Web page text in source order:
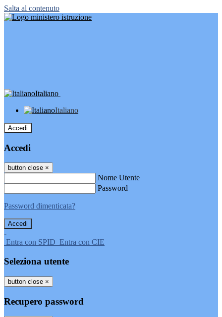
Salta al contenuto
Italiano
Italiano
Accedi
Accedi
button close ×
Nome Utente
Password
Password dimenticata?
-
Entra con SPID Entra con CIE
Seleziona utente
button close ×
Recupero password